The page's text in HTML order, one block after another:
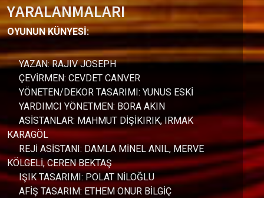
YARALANMALARI
OYUNUN KÜNYESİ:
YAZAN: RAJIV JOSEPH
ÇEVİRMEN: CEVDET CANVER
YÖNETEN/DEKOR TASARIMI: YUNUS ESKİ
YARDIMCI YÖNETMEN: BORA AKIN
ASİSTANLAR: MAHMUT DİŞİKIRIK, IRMAK
KARAGÖL
REJİ ASİSTANI: DAMLA MİNEL ANIL, MERVE
KÖLGELİ, CEREN BEKTAŞ
IŞIK TASARIMI: POLAT NİLOĞLU
AFİŞ TASARIM: ETHEM ONUR BİLGİÇ